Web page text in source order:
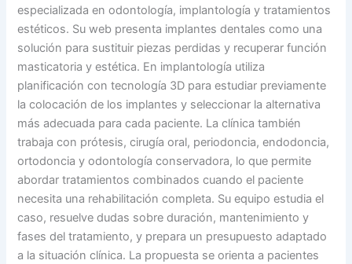
especializada en odontología, implantología y tratamientos
estéticos. Su web presenta implantes dentales como una
solución para sustituir piezas perdidas y recuperar función
masticatoria y estética. En implantología utiliza
planificación con tecnología 3D para estudiar previamente
la colocación de los implantes y seleccionar la alternativa
más adecuada para cada paciente. La clínica también
trabaja con prótesis, cirugía oral, periodoncia, endodoncia,
ortodoncia y odontología conservadora, lo que permite
abordar tratamientos combinados cuando el paciente
necesita una rehabilitación completa. Su equipo estudia el
caso, resuelve dudas sobre duración, mantenimiento y
fases del tratamiento, y prepara un presupuesto adaptado
a la situación clínica. La propuesta se orienta a pacientes